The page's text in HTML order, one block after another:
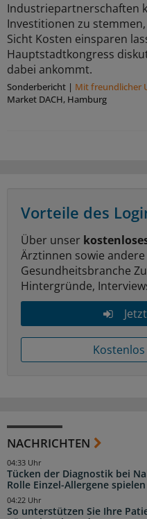
Industriepartnerschaften
Investitionen zu
Sicht Kosten einsparen
Hauptstadtkongress
dabei ankommt.
Sonderbericht | Mit freundlicher
Market DACH, Hamburg
Vorteile des
Über unser
Ärztinnen sowie
Gesundheitsbranche
Hintergründe,
NACHRICHTEN
Tücken der Diagnostik bei
Rolle Einzel-Allergene spielen
04:33 Uhr
So unterstützen Sie Ihre
04:22 Uhr